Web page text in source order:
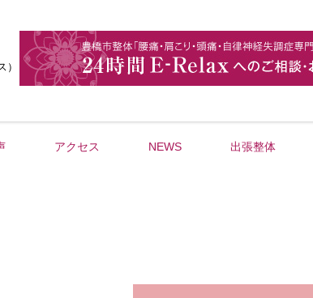
アクセス NEWS 出張整体